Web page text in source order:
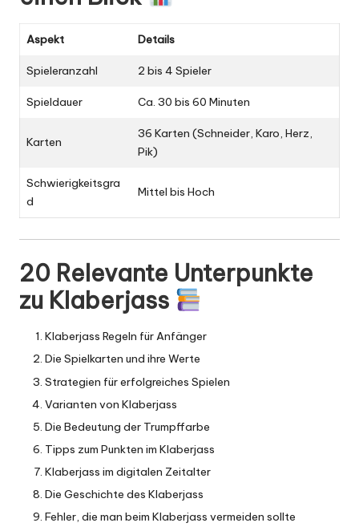
Aspekt Details
Spieleranzahl 2 bis 4 Spieler
Spieldauer Ca. 30 bis 60 Minuten
Karten
36 Karten (Schneider, Karo, Herz,
Pik)
Schwierigkeitsgra
d
Mittel bis Hoch
20 Relevante Unterpunkte
zu Klaberjass
Klaberjass Regeln für Anfänger
Die Spielkarten und ihre Werte
Strategien für erfolgreiches Spielen
Varianten von Klaberjass
Die Bedeutung der Trumpffarbe
Tipps zum Punkten im Klaberjass
Klaberjass im digitalen Zeitalter
Die Geschichte des Klaberjass
Fehler, die man beim Klaberjass vermeiden sollte